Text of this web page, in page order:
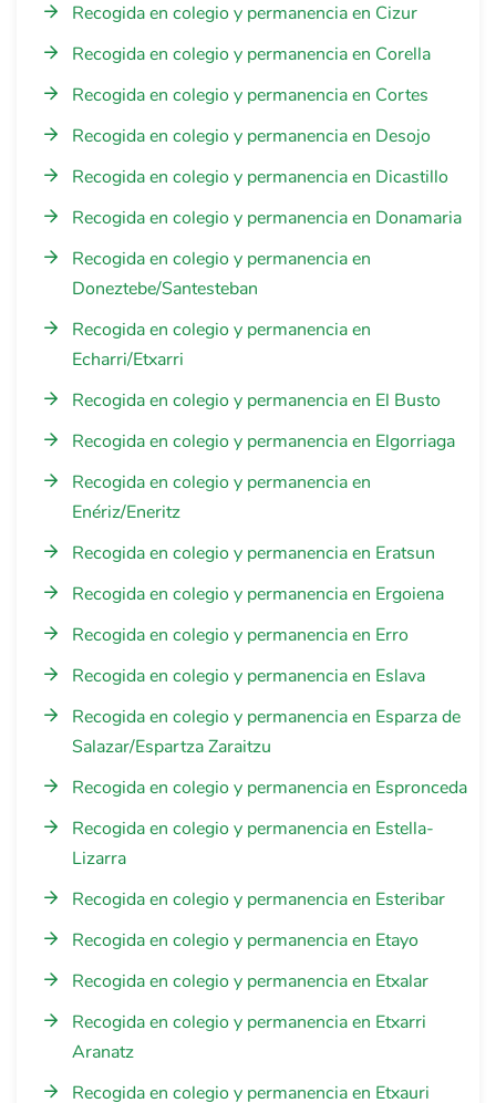
Recogida en colegio y permanencia en Cizur
Recogida en colegio y permanencia en Corella
Recogida en colegio y permanencia en Cortes
Recogida en colegio y permanencia en Desojo
Recogida en colegio y permanencia en Dicastillo
Recogida en colegio y permanencia en Donamaria
Recogida en colegio y permanencia en
Doneztebe/Santesteban
Recogida en colegio y permanencia en
Echarri/Etxarri
Recogida en colegio y permanencia en El Busto
Recogida en colegio y permanencia en Elgorriaga
Recogida en colegio y permanencia en
Enériz/Eneritz
Recogida en colegio y permanencia en Eratsun
Recogida en colegio y permanencia en Ergoiena
Recogida en colegio y permanencia en Erro
Recogida en colegio y permanencia en Eslava
Recogida en colegio y permanencia en Esparza de
Salazar/Espartza Zaraitzu
Recogida en colegio y permanencia en Espronceda
Recogida en colegio y permanencia en Estella-
Lizarra
Recogida en colegio y permanencia en Esteribar
Recogida en colegio y permanencia en Etayo
Recogida en colegio y permanencia en Etxalar
Recogida en colegio y permanencia en Etxarri
Aranatz
Recogida en colegio y permanencia en Etxauri